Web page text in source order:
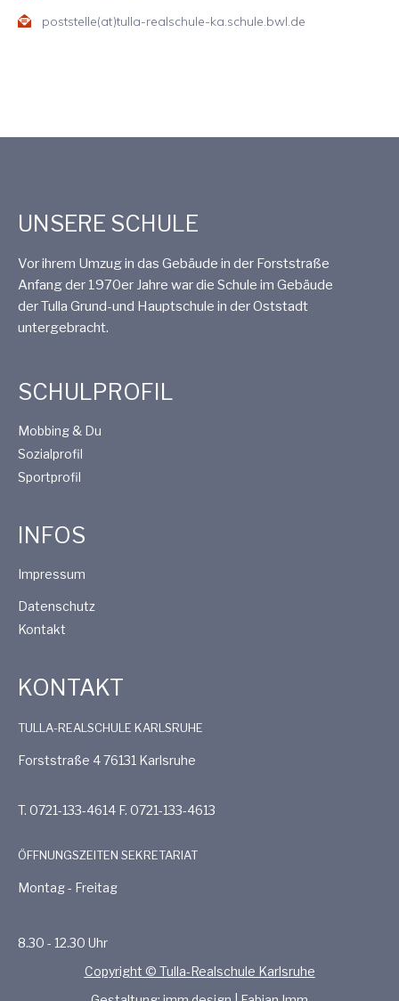
poststelle(at)tulla-realschule-ka.schule.bwl.de
UNSERE SCHULE
Vor ihrem Umzug in das Gebäude in der Forststraße
Anfang der 1970er Jahre war die Schule im Gebäude
der Tulla Grund-und Hauptschule in der Oststadt
untergebracht.
SCHULPROFIL
Mobbing & Du
Sozialprofil
Sportprofil
INFOS
Impressum
Datenschutz
Kontakt
KONTAKT
TULLA-REALSCHULE KARLSRUHE
Forststraße 4 76131 Karlsruhe
T. 0721-133-4614 F. 0721-133-4613
ÖFFNUNGSZEITEN SEKRETARIAT
Montag - Freitag
8.30 - 12.30 Uhr
Copyright © Tulla-Realschule Karlsruhe